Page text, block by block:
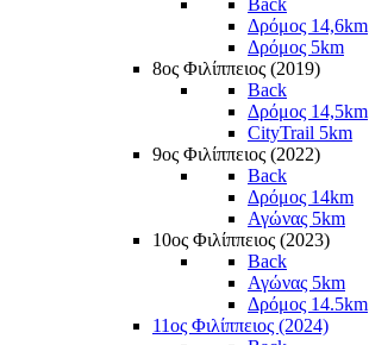
Back
Δρόμος 14,6km
Δρόμος 5km
8ος Φιλίππειος (2019)
Back
Δρόμος 14,5km
CityTrail 5km
9ος Φιλίππειος (2022)
Back
Δρόμος 14km
Αγώνας 5km
10ος Φιλίππειος (2023)
Back
Αγώνας 5km
Δρόμος 14.5km
11ος Φιλίππειος (2024)